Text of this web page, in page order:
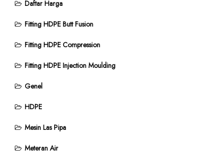
Daftar Harga
Fitting HDPE Butt Fusion
Fitting HDPE Compression
Fitting HDPE Injection Moulding
Genel
HDPE
Mesin Las Pipa
Meteran Air